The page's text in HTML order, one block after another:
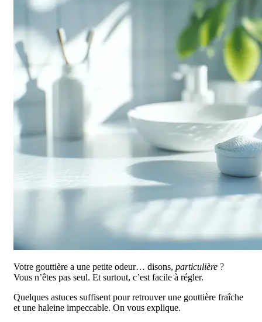
Votre gouttière a une petite odeur… disons, particulière ?
Vous n’êtes pas seul. Et surtout, c’est facile à régler.
Quelques astuces suffisent pour retrouver une gouttière fraîche
et une haleine impeccable. On vous explique.